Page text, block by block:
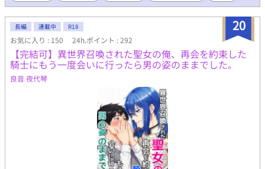
の元恋人、佐伯晃に再会してしまう。お互い別の大学に行ったは
ずなのに、数奇なめぐりあわせに動揺する凪。一冊の本を通し
て、再び結ばれる縁。 激重クソデカ感情持ちの執着攻め×初恋を
自らの手で終わらせた呵責に苦しむ受けカップル。 ※「小説家に
なろう」様にはR15版を掲載しております。 ※AIは誤字・脱字の
チェック、画像生成のみ使用しております。
20
長編 連載中 R18
お気に入り : 150 24h.ポイント : 292
【完結可】異世界召喚された聖女の俺、再会を約束した
騎士にもう一度会いに行ったら男の姿のままでした。
良音 夜代琴